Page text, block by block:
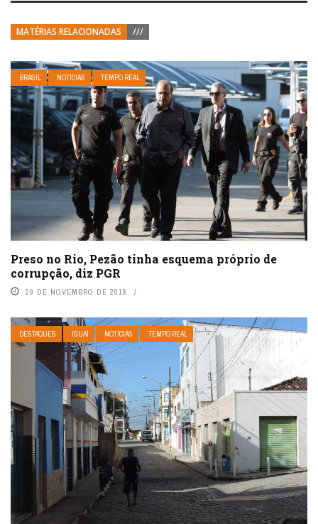
MATÉRIAS RELACIONADAS ///
BRASIL NOTÍCIAS TEMPO REAL
Preso no Rio, Pezão tinha esquema próprio de
corrupção, diz PGR
29 DE NOVEMBRO DE 2018
DESTAQUES IGUAÍ NOTÍCIAS TEMPO REAL